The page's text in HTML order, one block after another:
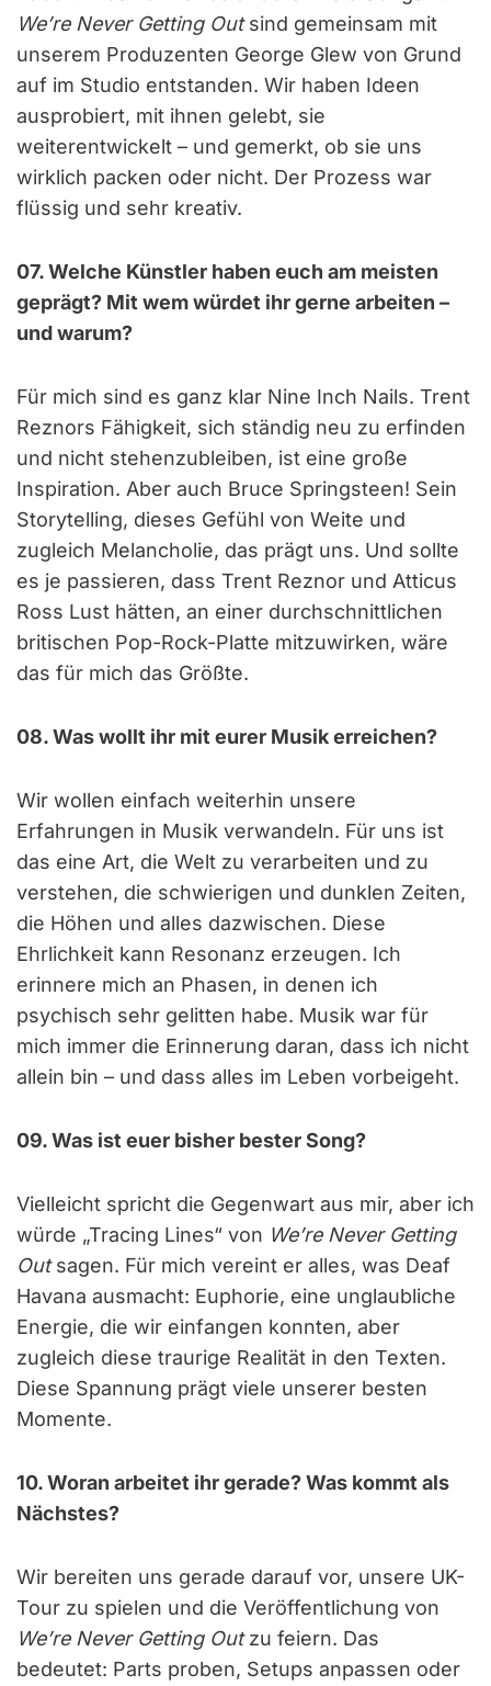
We’re Never Getting Outsind gemeinsam mit
unserem Produzenten George Glew von Grund
auf im Studio entstanden. Wir haben Ideen
ausprobiert, mit ihnen gelebt, sie
weiterentwickelt – und gemerkt, ob sie uns
wirklich packen oder nicht. Der Prozess war
flüssig und sehr kreativ.
07. Welche Künstler haben euch am meisten
geprägt? Mit wem würdet ihr gerne arbeiten –
und warum?
Für mich sind es ganz klar Nine Inch Nails. Trent
Reznors Fähigkeit, sich ständig neu zu erfinden
und nicht stehenzubleiben, ist eine große
Inspiration. Aber auch Bruce Springsteen! Sein
Storytelling, dieses Gefühl von Weite und
zugleich Melancholie, das prägt uns. Und sollte
es je passieren, dass Trent Reznor und Atticus
Ross Lust hätten, an einer durchschnittlichen
britischen Pop-Rock-Platte mitzuwirken, wäre
das für mich das Größte.
08. Was wollt ihr mit eurer Musik erreichen?
Wir wollen einfach weiterhin unsere
Erfahrungen in Musik verwandeln. Für uns ist
das eine Art, die Welt zu verarbeiten und zu
verstehen, die schwierigen und dunklen Zeiten,
die Höhen und alles dazwischen. Diese
Ehrlichkeit kann Resonanz erzeugen. Ich
erinnere mich an Phasen, in denen ich
psychisch sehr gelitten habe. Musik war für
mich immer die Erinnerung daran, dass ich nicht
allein bin – und dass alles im Leben vorbeigeht.
09. Was ist euer bisher bester Song?
Vielleicht spricht die Gegenwart aus mir, aber ich
würde „Tracing Lines“ von We’re Never Getting
Outsagen. Für mich vereint er alles, was Deaf
Havana ausmacht: Euphorie, eine unglaubliche
Energie, die wir einfangen konnten, aber
zugleich diese traurige Realität in den Texten.
Diese Spannung prägt viele unserer besten
Momente.
10. Woran arbeitet ihr gerade? Was kommt als
Nächstes?
Wir bereiten uns gerade darauf vor, unsere UK-
Tour zu spielen und die Veröffentlichung von
We’re Never Getting Outzu feiern. Das
bedeutet: Parts proben, Setups anpassen oder